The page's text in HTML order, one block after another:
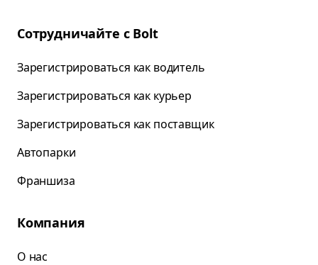
Сотрудничайте с Bolt
Зарегистрироваться как водитель
Зарегистрироваться как курьер
Зарегистрироваться как поставщик
Автопарки
Франшиза
Компания
О нас